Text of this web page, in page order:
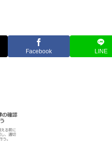
Facebook LINE